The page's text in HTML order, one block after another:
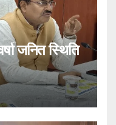
जनित स्थिति